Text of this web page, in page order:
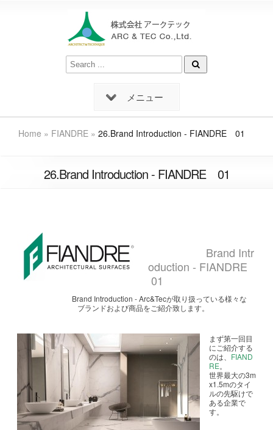
メニュー
Home » FIANDRE » 26.Brand Introduction - FIANDRE 01
26.Brand Introduction - FIANDRE 01
Brand Intr
oduction - FIANDRE
01
Brand Introduction - Arc&Tecが取り扱っている様々な
ブランドおよび商品をご紹介致します。
まず第一回目
にご紹介する
のは、 FIAND
RE。
世界最大の3m
x1.5mのタイ
ルの先駆けで
ある企業で
す。